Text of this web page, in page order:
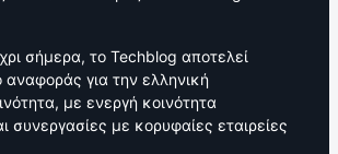
σήμερα, το Techblog αποτελεί
αναφοράς για την ελληνική
με ενεργή κοινότητα
συνεργασίες με κορυφαίες εταιρείες